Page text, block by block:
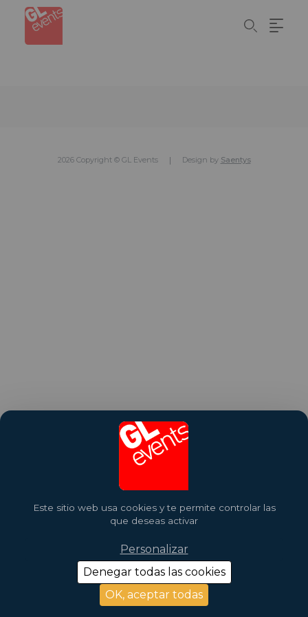
content
2026 Copyright © GL Events Design by Saentys
Panel de gestión de cookies
Este sitio web usa cookies y te permite controlar las
que deseas activar
OK, aceptar todas
Denegar todas las cookies
Personalizar